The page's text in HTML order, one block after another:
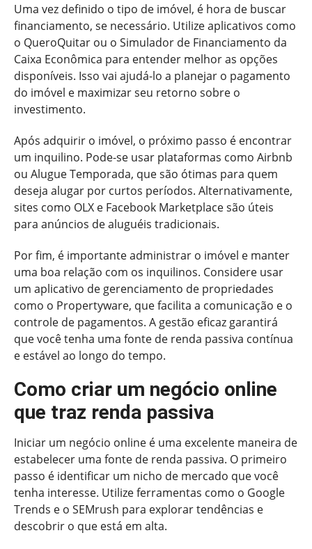
Uma vez definido o tipo de imóvel, é hora de buscar
financiamento, se necessário. Utilize aplicativos como
o QueroQuitar ou o Simulador de Financiamento da
Caixa Econômica para entender melhor as opções
disponíveis. Isso vai ajudá-lo a planejar o pagamento
do imóvel e maximizar seu retorno sobre o
investimento.
Após adquirir o imóvel, o próximo passo é encontrar
um inquilino. Pode-se usar plataformas como Airbnb
ou Alugue Temporada, que são ótimas para quem
deseja alugar por curtos períodos. Alternativamente,
sites como OLX e Facebook Marketplace são úteis
para anúncios de aluguéis tradicionais.
Por fim, é importante administrar o imóvel e manter
uma boa relação com os inquilinos. Considere usar
um aplicativo de gerenciamento de propriedades
como o Propertyware, que facilita a comunicação e o
controle de pagamentos. A gestão eficaz garantirá
que você tenha uma fonte de renda passiva contínua
e estável ao longo do tempo.
Como criar um negócio online
que traz renda passiva
Iniciar um negócio online é uma excelente maneira de
estabelecer uma fonte de renda passiva. O primeiro
passo é identificar um nicho de mercado que você
tenha interesse. Utilize ferramentas como o Google
Trends e o SEMrush para explorar tendências e
descobrir o que está em alta.